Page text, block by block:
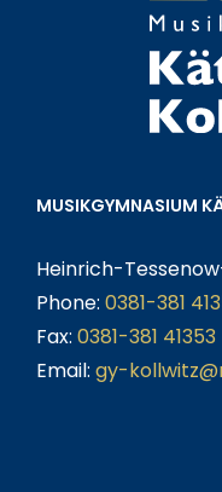
MUSIKGYMNASIUM
Heinrich-
Phone: 0381-381
Fax: 0381-381 41353
Email: gy-